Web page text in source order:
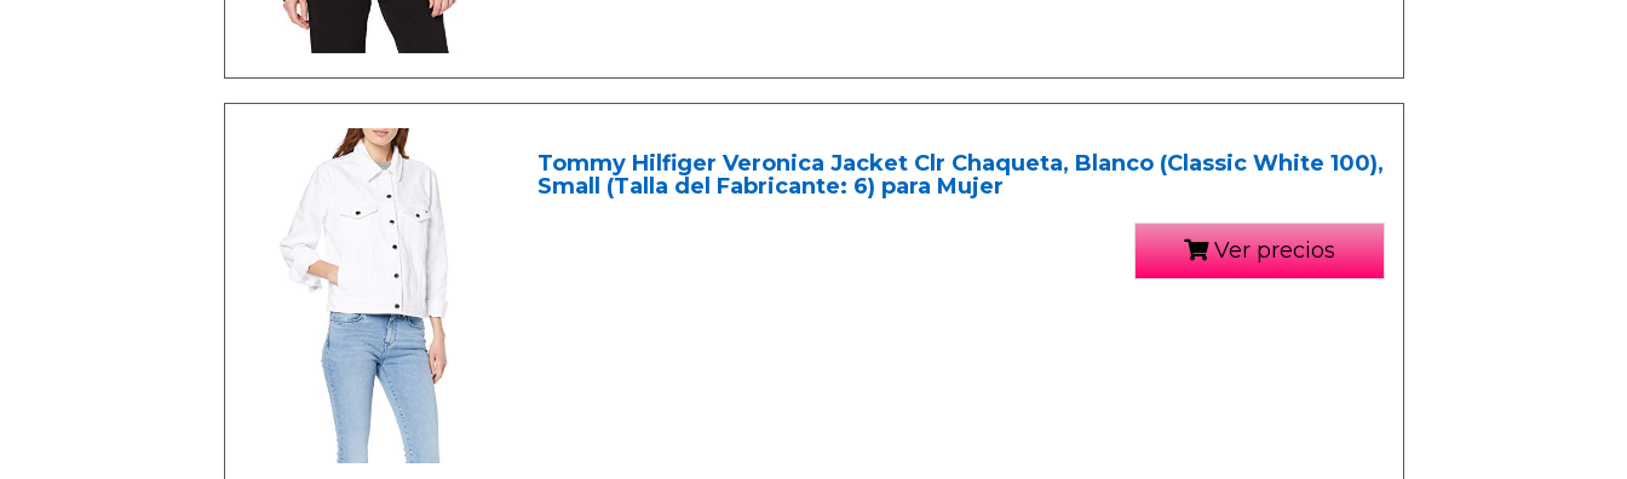
Tommy Hilfiger Veronica Jacket Clr Chaqueta, Blanco (Classic White 100),
Small (Talla del Fabricante: 6) para Mujer
Ver precios